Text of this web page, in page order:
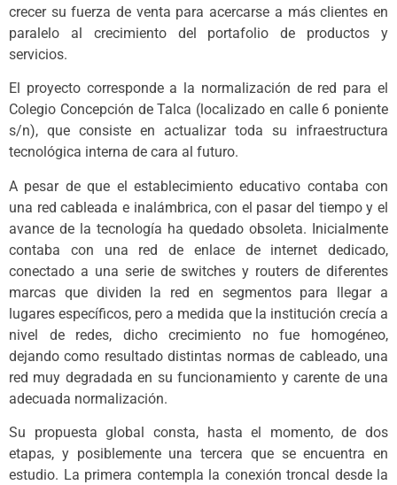
crecer su fuerza de venta para acercarse a más clientes en
paralelo al crecimiento del portafolio de productos y
servicios.
El proyecto corresponde a la normalización de red para el
Colegio Concepción de Talca (localizado en calle 6 poniente
s/n), que consiste en actualizar toda su infraestructura
tecnológica interna de cara al futuro.
A pesar de que el establecimiento educativo contaba con
una red cableada e inalámbrica, con el pasar del tiempo y el
avance de la tecnología ha quedado obsoleta. Inicialmente
contaba con una red de enlace de internet dedicado,
conectado a una serie de switches y routers de diferentes
marcas que dividen la red en segmentos para llegar a
lugares específicos, pero a medida que la institución crecía a
nivel de redes, dicho crecimiento no fue homogéneo,
dejando como resultado distintas normas de cableado, una
red muy degradada en su funcionamiento y carente de una
adecuada normalización.
Su propuesta global consta, hasta el momento, de dos
etapas, y posiblemente una tercera que se encuentra en
estudio. La primera contempla la conexión troncal desde la